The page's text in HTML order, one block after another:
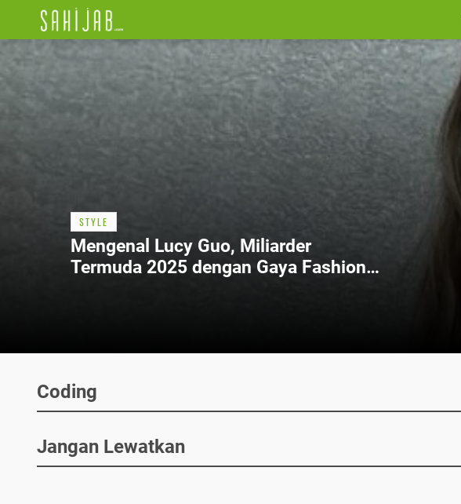
STYLE
Mengenal Lucy Guo, Miliarder
Termuda 2025 dengan Gaya Fashion
Coding
Jangan Lewatkan